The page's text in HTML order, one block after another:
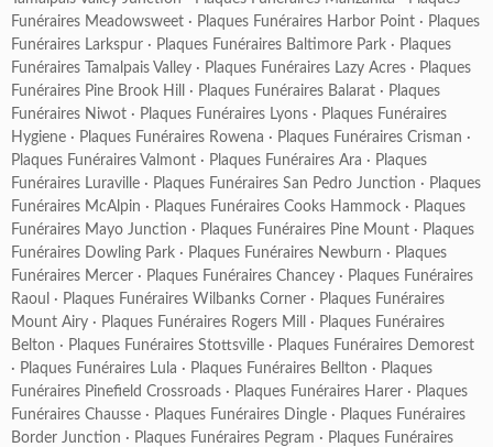
Funéraires Meadowsweet · Plaques Funéraires Harbor Point · Plaques
Funéraires Larkspur · Plaques Funéraires Baltimore Park · Plaques
Funéraires Tamalpais Valley · Plaques Funéraires Lazy Acres · Plaques
Funéraires Pine Brook Hill
· Plaques Funéraires Balarat · Plaques
Funéraires Niwot · Plaques Funéraires Lyons · Plaques Funéraires
Hygiene · Plaques Funéraires Rowena · Plaques Funéraires Crisman ·
Plaques Funéraires Valmont · Plaques Funéraires Ara · Plaques
Funéraires Luraville · Plaques Funéraires San Pedro Junction · Plaques
Funéraires McAlpin · Plaques Funéraires Cooks Hammock · Plaques
Funéraires Mayo Junction · Plaques Funéraires Pine Mount · Plaques
Funéraires Dowling Park · Plaques Funéraires Newburn · Plaques
Funéraires Mercer · Plaques Funéraires Chancey · Plaques Funéraires
Raoul
· Plaques Funéraires Wilbanks Corner · Plaques Funéraires
Mount Airy · Plaques Funéraires Rogers Mill · Plaques Funéraires
Belton · Plaques Funéraires Stottsville · Plaques Funéraires Demorest
· Plaques Funéraires Lula · Plaques Funéraires Bellton · Plaques
Funéraires Pinefield Crossroads · Plaques Funéraires Harer · Plaques
Funéraires Chausse · Plaques Funéraires Dingle · Plaques Funéraires
Border Junction · Plaques Funéraires Pegram · Plaques Funéraires